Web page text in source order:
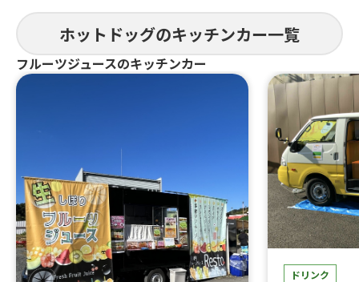
ベビーカステラ、ホットドック、ホッ
トサンドホットドッグのキッチンカー一覧
フルーツジュースのキッチンカー
ドリンク